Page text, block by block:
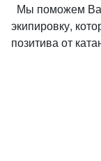
Мы поможем
экипировку,
позитива от